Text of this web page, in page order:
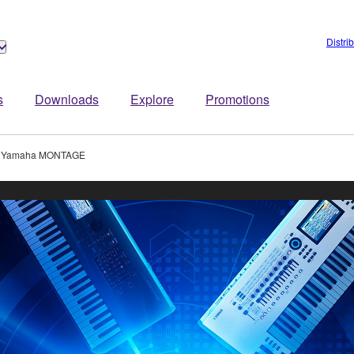
Downloads Explore Promotions
MONTAGE